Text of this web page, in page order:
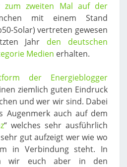
zum zweiten Mal auf der
mit einem Stand
Solar) vertreten gewesen
Jahr den deutschen
Medien erhalten.
der Energieblogger
ziemlich guten Eindruck
und wer wir sind. Dabei
Augenmerk auch auf dem
“ welches sehr ausführlich
gut aufzeigt wer wie wo
in Verbindung steht. In
wir euch aber in den